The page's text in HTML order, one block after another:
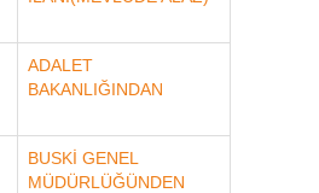
ADALET
BAKANLIĞINDAN
BUSKİ GENEL
MÜDÜRLÜĞÜNDEN